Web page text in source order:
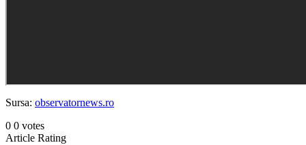
Sursa: observatornews.ro
0 0 votes
Article Rating